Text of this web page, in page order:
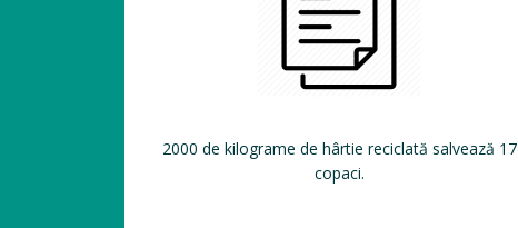
2000 de kilograme de hârtie reciclată salvează 17
copaci.